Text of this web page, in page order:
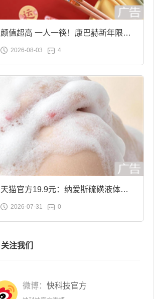
颜值超高 一人一筷！康巴赫新年限定
合金筷子大促：19.9元
2026-08-03 4
天猫官方19.9元：纳爱斯硫磺液体香
皂2斤大促
2026-07-31 0
关注我们
微博： 快科技官方